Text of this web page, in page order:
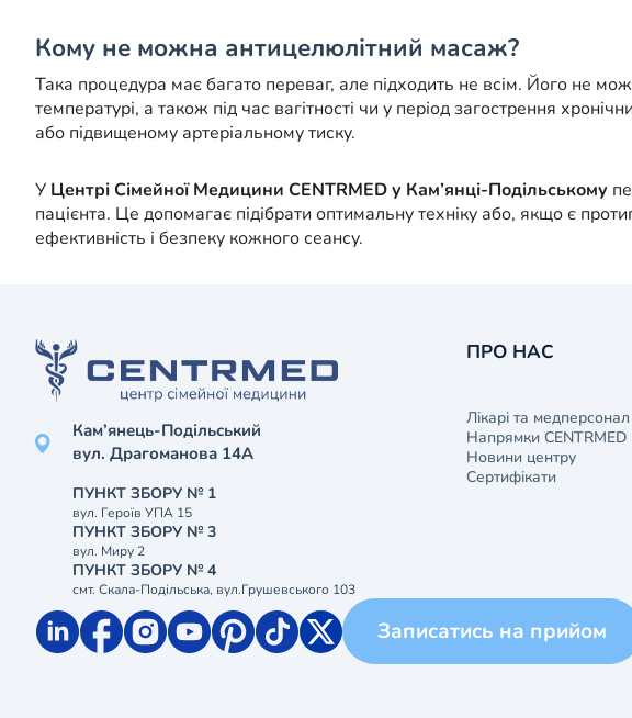
Кому не можна антицелюлітний масаж?
Така процедура має багато переваг, але підходить не всім. Його не
температурі, а також під час вагітності чи у період загострення
або підвищеному артеріальному тиску.
У Центрі Сімейної Медицини CENTRMED у Кам’янці-Подільському
пацієнта. Це допомагає підібрати оптимальну техніку або, якщо є
ефективність і безпеку кожного сеансу.
Кам’янець-Подільський
вул. Драгоманова 14А
ПУНКТ ЗБОРУ № 1
вул. Героїв УПА 15
ПУНКТ ЗБОРУ № 3
вул. Миру 2
ПУНКТ ЗБОРУ № 4
смт. Скала-Подільська, вул.Грушевського 103
ПРО НАС
Лікарі та медперсонал
Напрямки CENTRMED
Новини центру
Сертифікати
Записатись на прийом